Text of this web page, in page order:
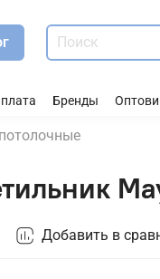
Бренды
Добавить в